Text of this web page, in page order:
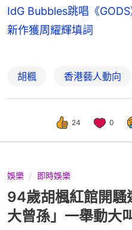
IdG Bubbles跳唱《
新作獲周耀輝填詞
胡楓 香港藝人動向
24 0
娛樂 即時娛樂
94歲胡楓紅館開
大曾孫」一舉動大